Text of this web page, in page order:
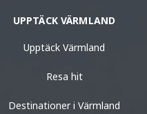
UPPTÄCK VÄRMLAND
Upptäck Värmland
Resa hit
Destinationer i Värmland